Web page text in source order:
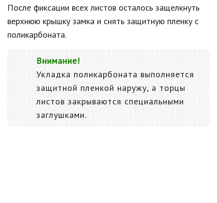
После фиксации всех листов осталось защелкнуть
верхнюю крышку замка и снять защитную пленку с
поликарбоната.
Внимание!
Укладка поликарбоната выполняется
защитной пленкой наружу, а торцы
листов закрываются специальными
заглушками.